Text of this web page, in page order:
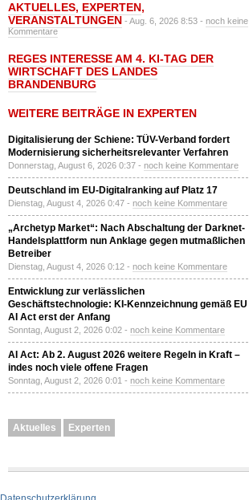
AKTUELLES, EXPERTEN,
VERANSTALTUNGEN - Aug. 6, 2026 8:53 - noch keine
Kommentare
REGES INTERESSE AM 4. KI-TAG DER
WIRTSCHAFT DES LANDES
BRANDENBURG
WEITERE BEITRÄGE IN EXPERTEN
Digitalisierung der Schiene: TÜV-Verband fordert
Modernisierung sicherheitsrelevanter Verfahren
Donnerstag, August 6, 2026 0:37 - noch keine Kommentare
Deutschland im EU-Digitalranking auf Platz 17
Dienstag, August 4, 2026 0:47 - noch keine Kommentare
„Archetyp Market“: Nach Abschaltung der Darknet-
Handelsplattform nun Anklage gegen mutmaßlichen
Betreiber
Dienstag, August 4, 2026 0:12 - noch keine Kommentare
Entwicklung zur verlässlichen
Geschäftstechnologie: KI-Kennzeichnung gemäß EU
AI Act erst der Anfang
Sonntag, August 2, 2026 0:02 - noch keine Kommentare
AI Act: Ab 2. August 2026 weitere Regeln in Kraft –
indes noch viele offene Fragen
Sonntag, August 2, 2026 0:01 - noch keine Kommentare
Aktuelles Experten